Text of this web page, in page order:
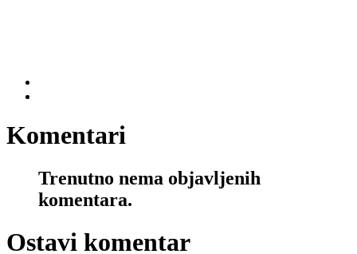
Komentari
Trenutno nema objavljenih
komentara.
Ostavi komentar